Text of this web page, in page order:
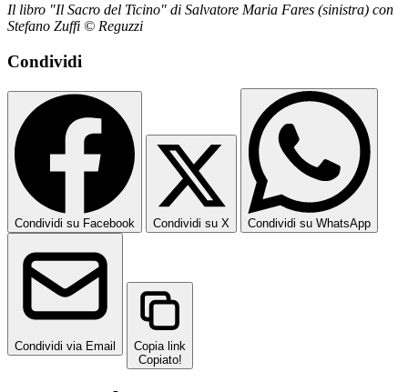
Il libro "Il Sacro del Ticino" di Salvatore Maria Fares (sinistra) con
Stefano Zuffi © Reguzzi
Condividi
Condividi su Facebook Condividi su X Condividi su WhatsApp
Condividi via Email
Copia link
Copiato!